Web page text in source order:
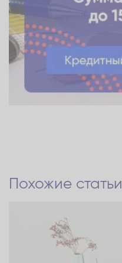
Похожие статьи